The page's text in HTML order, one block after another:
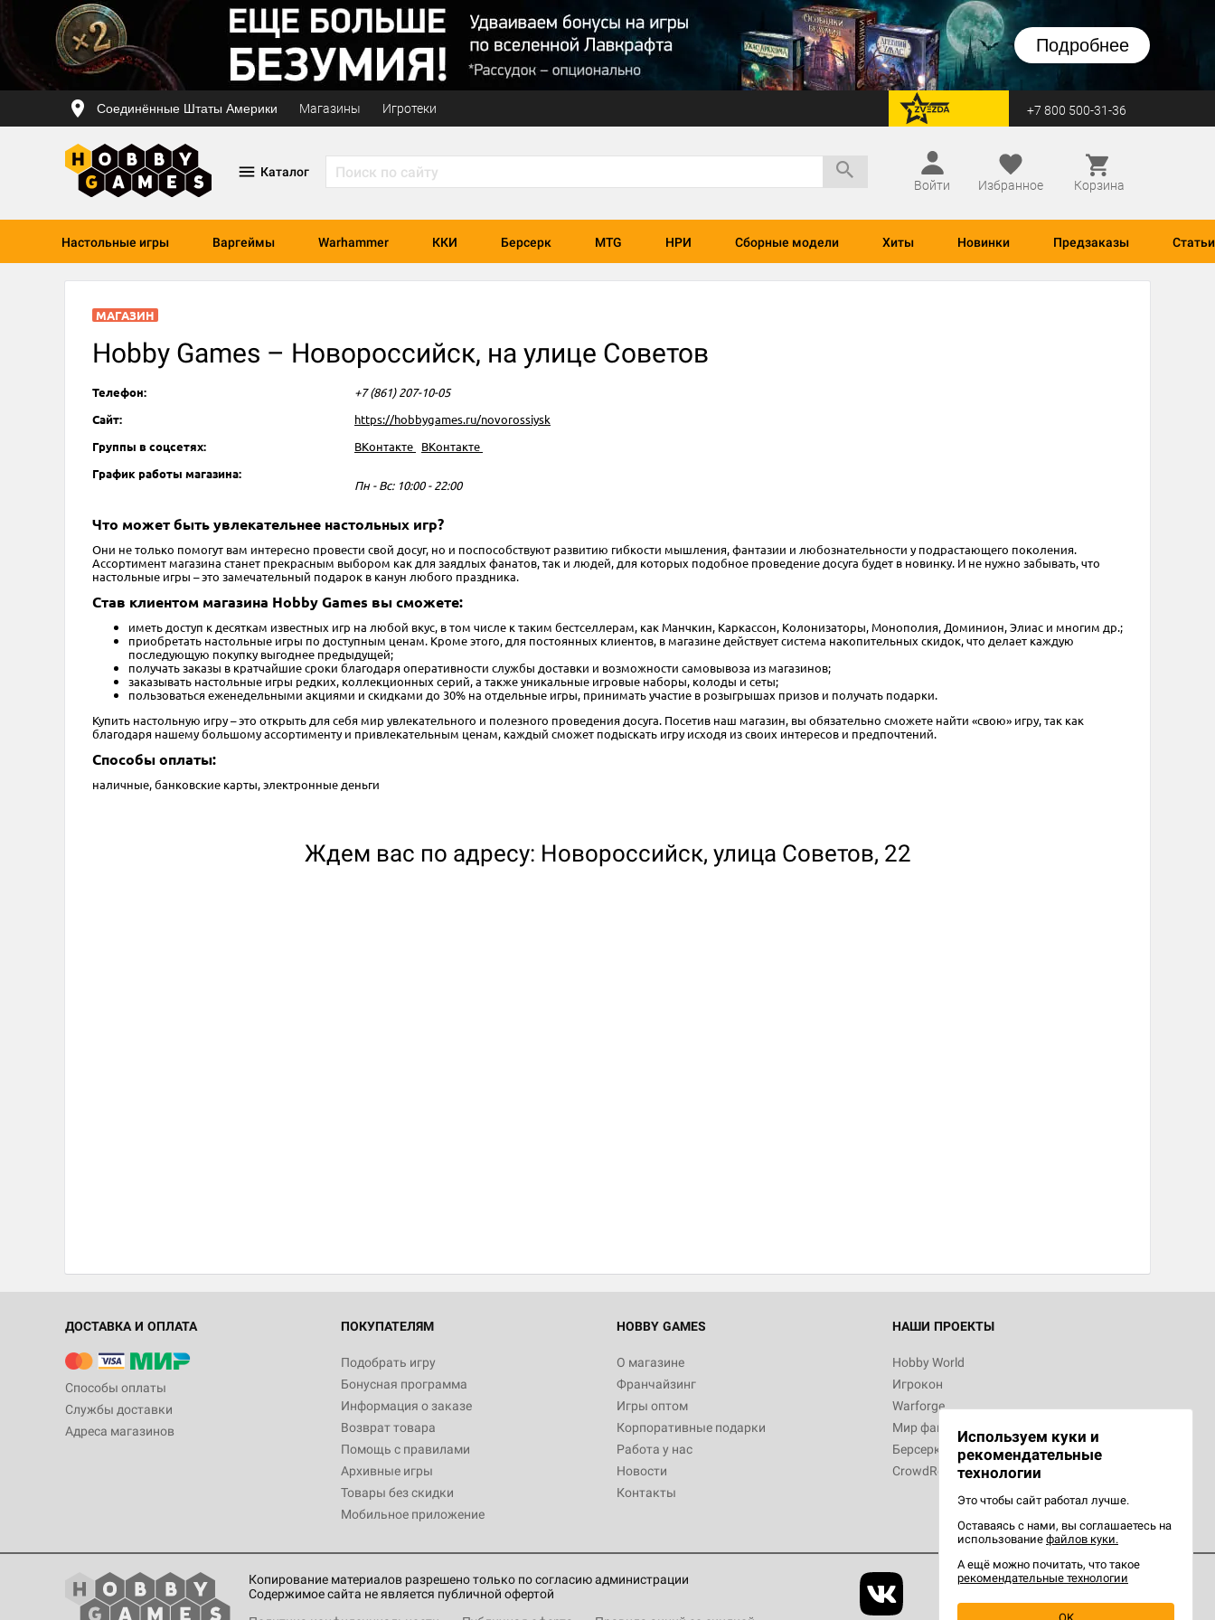
Подробнее
Соединённые Штаты Америки Магазины Игротеки перейти на Zvezda +7 800 500-31-36
Каталог
Войти
Избранное Корзина
Настольные игры Варгеймы Warhammer ККИ Берсерк MTG НРИ Сборные модели Хиты Новинки Предзаказы Статьи
МАГАЗИН
Hobby Games – Новороссийск, на улице Советов
Телефон:
+7 (861) 207-10-05
Сайт:
https://hobbygames.ru/novorossiysk
Группы в соцсетях:
ВКонтакте ВКонтакте
График работы магазина:
Пн - Вс: 10:00 - 22:00
Что может быть увлекательнее настольных игр?
Они не только помогут вам интересно провести свой досуг, но и поспособствуют развитию гибкости мышления, фантазии и любознательности у подрастающего поколения.
Ассортимент магазина станет прекрасным выбором как для заядлых фанатов, так и людей, для которых подобное проведение досуга будет в новинку. И не нужно забывать, что
настольные игры – это замечательный подарок в канун любого праздника.
Став клиентом магазина Hobby Games вы сможете:
иметь доступ к десяткам известных игр на любой вкус, в том числе к таким бестселлерам, как Манчкин, Каркассон, Колонизаторы, Монополия, Доминион, Элиас и многим др.;
приобретать настольные игры по доступным ценам. Кроме этого, для постоянных клиентов, в магазине действует система накопительных скидок, что делает каждую
последующую покупку выгоднее предыдущей;
получать заказы в кратчайшие сроки благодаря оперативности службы доставки и возможности самовывоза из магазинов;
заказывать настольные игры редких, коллекционных серий, а также уникальные игровые наборы, колоды и сеты;
пользоваться еженедельными акциями и скидками до 30% на отдельные игры, принимать участие в розыгрышах призов и получать подарки.
Купить настольную игру – это открыть для себя мир увлекательного и полезного проведения досуга. Посетив наш магазин, вы обязательно сможете найти «свою» игру, так как
благодаря нашему большому ассортименту и привлекательным ценам, каждый сможет подыскать игру исходя из своих интересов и предпочтений.
Способы оплаты:
наличные, банковские карты, электронные деньги
Ждем вас по адресу: Новороссийск, улица Советов, 22
ДОСТАВКА И ОПЛАТА
Способы оплаты
Службы доставки
Адреса магазинов
ПОКУПАТЕЛЯМ
Подобрать игру
Бонусная программа
Информация о заказе
Возврат товара
Помощь с правилами
Архивные игры
Товары без скидки
Мобильное приложение
HOBBY GAMES
О магазине
Франчайзинг
Игры оптом
Корпоративные подарки
Работа у нас
Новости
Контакты
НАШИ ПРОЕКТЫ
Hobby World
Игрокон
Warforge
Мир фантастики
Берсерк
CrowdRepublic
Копирование материалов разрешено только по согласию администрации
Содержимое сайта не является публичной офертой
Используем куки и
рекомендательные
технологии
Это чтобы сайт работал лучше.
Оставаясь с нами, вы соглашаетесь на
использование файлов куки.
А ещё можно почитать, что такое
рекомендательные технологии